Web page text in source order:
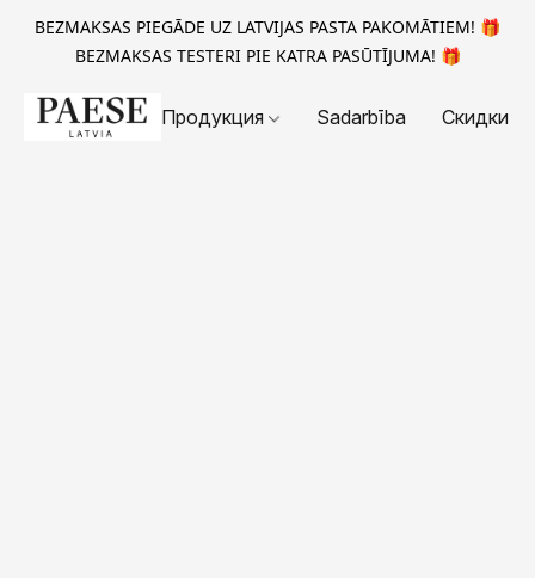
BEZMAKSAS PIEGĀDE UZ LATVIJAS PASTA PAKOMĀTIEM! 🎁
BEZMAKSAS TESTERI PIE KATRA PASŪTĪJUMA! 🎁
Продукция Sadarbība Скидки